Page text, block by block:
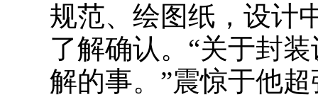
规范、绘图纸，设计
了解确认。“关于封
解的事。”震惊于他